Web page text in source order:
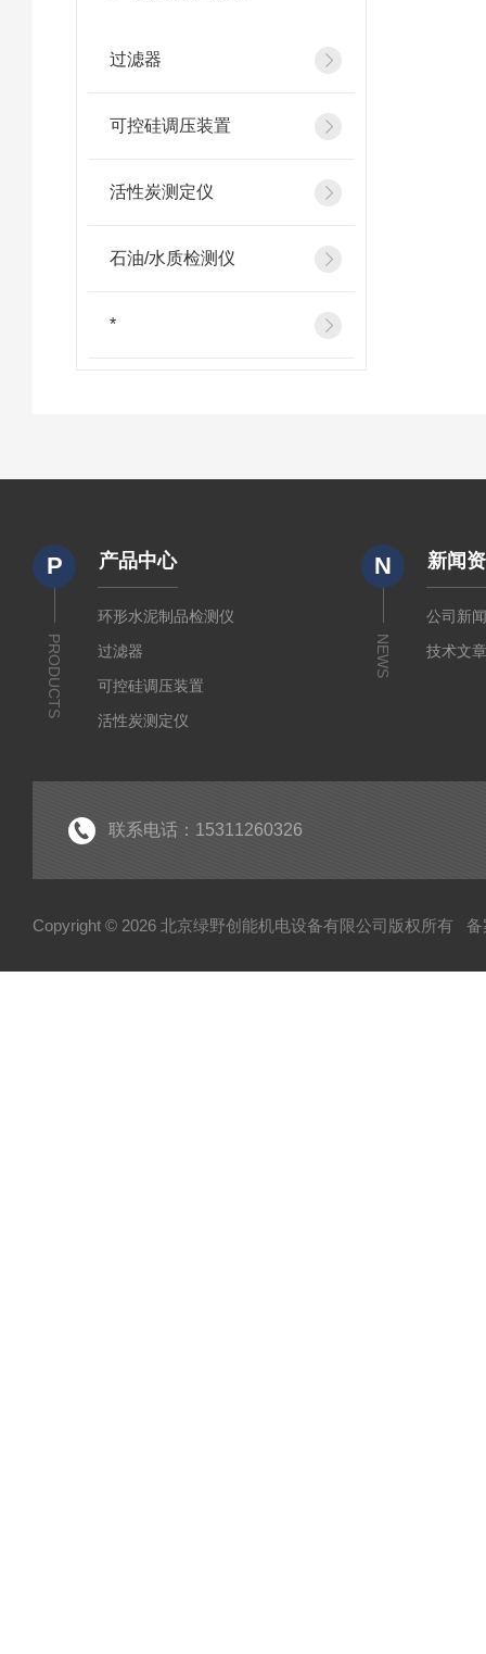
过滤器
可控硅调压装置
活性炭测定仪
石油/水质检测仪
*
P
PRODUCTS
产品中心
环形水泥制品检测仪
过滤器
可控硅调压装置
活性炭测定仪
N
NEWS
新闻
公司新
技术文
联系电话：15311260326
Copyright © 2026 北京绿野创能机电设备有限公司版权所有 备